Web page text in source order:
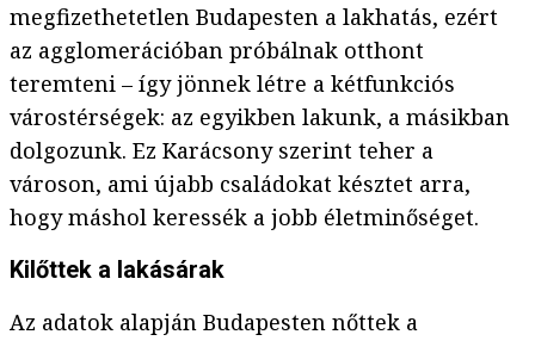
megfizethetetlen Budapesten a lakhatás, ezért
az agglomerációban próbálnak otthont
teremteni – így jönnek létre a kétfunkciós
várostérségek: az egyikben lakunk, a másikban
dolgozunk. Ez Karácsony szerint teher a
városon, ami újabb családokat késztet arra,
hogy máshol keressék a jobb életminőséget.
Kilőttek a lakásárak
Az adatok alapján Budapesten nőttek a